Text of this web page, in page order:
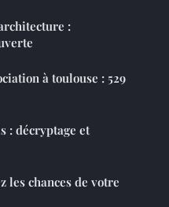
:
à toulouse : 529
: décryptage et
les chances de votre